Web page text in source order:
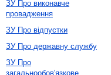
ЗУ Про виконавче
провадження
ЗУ Про відпустки
ЗУ Про державну службу
ЗУ Про
загальнообов'язкове